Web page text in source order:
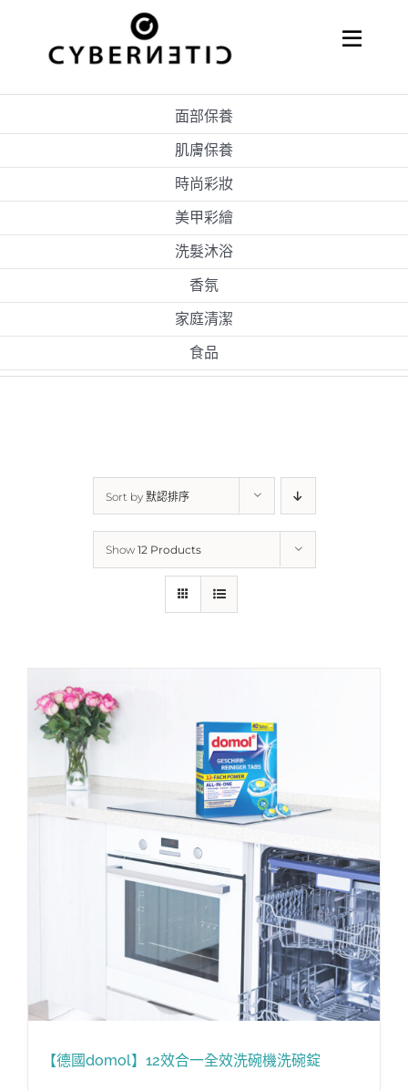
Toggle
面部保養
肌膚保養
時尚彩妝
美甲彩繪
洗髮沐浴
香氛
家庭清潔
食品
Sort by 默認排序
Show 12 Products
【德國domol】12效合一全效洗碗機洗碗錠